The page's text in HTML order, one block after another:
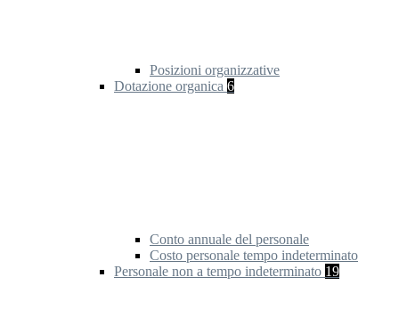
Posizioni organizzative
Dotazione organica 6
Conto annuale del personale
Costo personale tempo indeterminato
Personale non a tempo indeterminato 19